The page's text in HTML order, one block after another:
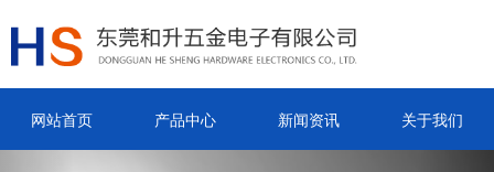
网站首页 产品中心 新闻资讯 关于我们